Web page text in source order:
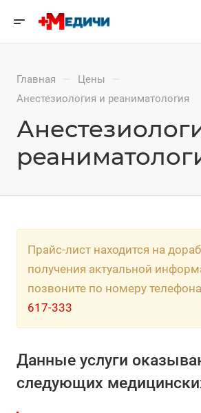
Главная — Цены —
Анестезиология и реаниматология
Прайс-лист находится на
получения актуальной
позвоните по номеру телефона
617-333
Данные услуги
следующих